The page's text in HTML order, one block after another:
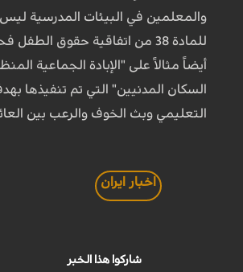
والمعلمين في البيئات المدرسية ليس
للمادة 38 من اتفاقية حقوق
أيضاً مثالاً على "الإبادة الجماعية
السكان المدنيين" التي تم تنفيذها
التعليمي وبث الخوف والرعب بين
اخبار ايران
شاركوا هذا الخبر